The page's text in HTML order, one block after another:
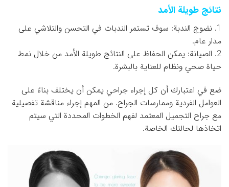
نتائج طويلة الأمد
1. نضوج الندبة: سوف تستمر الندبات في التحسن والتلاشي على
مدار عام.
2. الصيانة: يمكن الحفاظ على النتائج طويلة الأمد من خلال نمط
حياة صحي ونظام للعناية بالبشرة.
ضع في اعتبارك أن كل إجراء جراحي يمكن أن يختلف بناءً على
العوامل الفردية وممارسات الجراح. من المهم إجراء مناقشة تفصيلية
مع جراح التجميل المعتمد لفهم الخطوات المحددة التي سيتم
اتخاذها لحالتك الخاصة.